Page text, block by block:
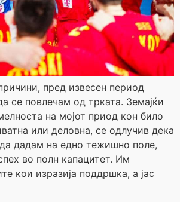
пред извесен период
се повлечам од трката. Земајќи
на мојот приод кон било
или деловна, се одлучив дека
дадам на едно тежишно поле,
во полн капацитет. Им
кои изразија поддршка, а јас